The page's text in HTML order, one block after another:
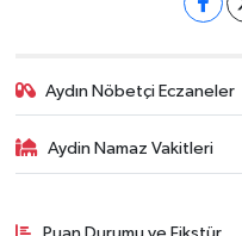
Aydın Nöbetçi Eczaneler
Aydin Namaz Vakitleri
Puan Durumu ve Fikstür